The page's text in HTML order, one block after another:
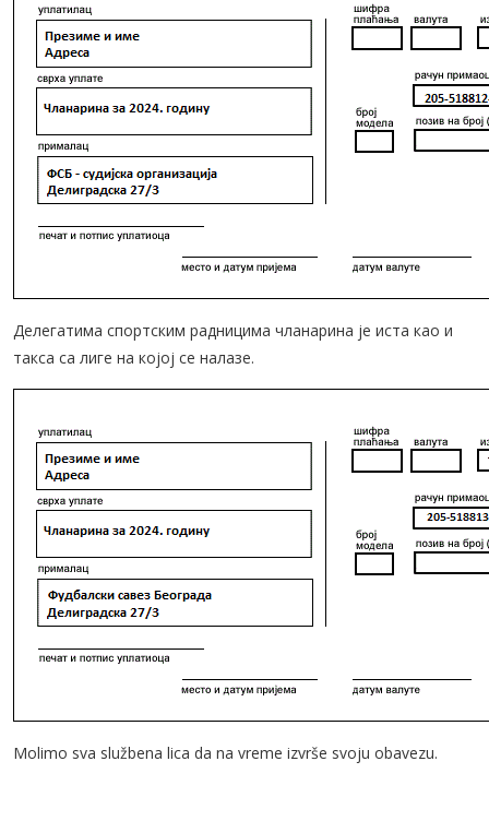
Делегатима спортским радницима чланарина је иста као и
такса са лиге на којој се налазе.
Molimo sva službena lica da na vreme izvrše svoju obavezu.